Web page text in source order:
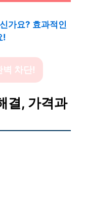
가요? 효과적인
!
벽 차단!
결, 가격과